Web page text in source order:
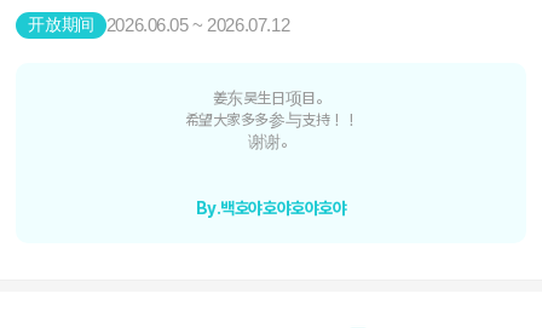
开放期间 2026.06.05 ~ 2026.07.12
姜东昊生日项目。
希望大家多多参与支持！！
谢谢。
By.백호야호야호야호야